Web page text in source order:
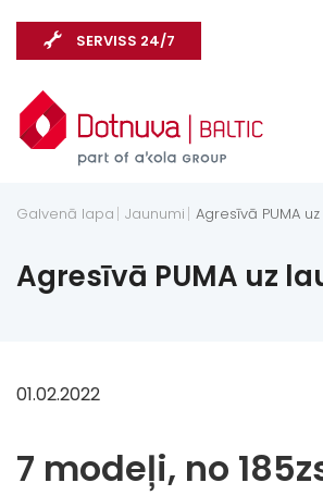
SERVISS 24/7
Galvenā lapa Jaunumi Agresīvā PUMA
Agresīvā PUMA uz
01.02.2022
7 modeļi, no